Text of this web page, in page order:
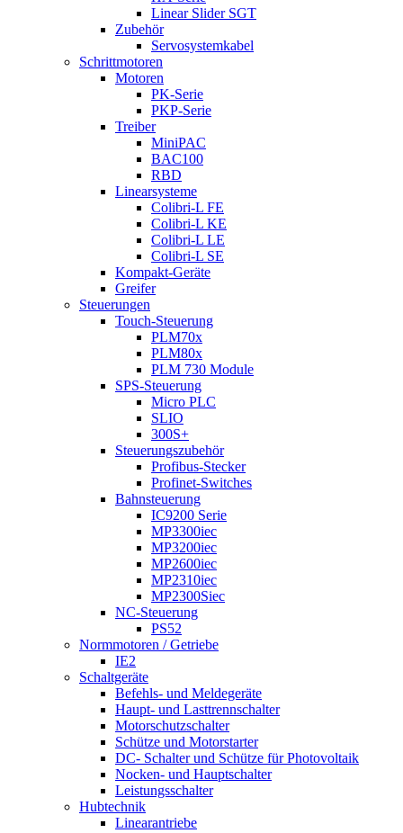
Linear Slider SGT
Zubehör
Servosystemkabel
Schrittmotoren
Motoren
PK-Serie
PKP-Serie
Treiber
MiniPAC
BAC100
RBD
Linearsysteme
Colibri-L FE
Colibri-L KE
Colibri-L LE
Colibri-L SE
Kompakt-Geräte
Greifer
Steuerungen
Touch-Steuerung
PLM70x
PLM80x
PLM 730 Module
SPS-Steuerung
Micro PLC
SLIO
300S+
Steuerungszubehör
Profibus-Stecker
Profinet-Switches
Bahnsteuerung
IC9200 Serie
MP3300iec
MP3200iec
MP2600iec
MP2310iec
MP2300Siec
NC-Steuerung
PS52
Normmotoren / Getriebe
IE2
Schaltgeräte
Befehls- und Meldegeräte
Haupt- und Lasttrennschalter
Motorschutzschalter
Schütze und Motorstarter
DC- Schalter und Schütze für Photovoltaik
Nocken- und Hauptschalter
Leistungsschalter
Hubtechnik
Linearantriebe